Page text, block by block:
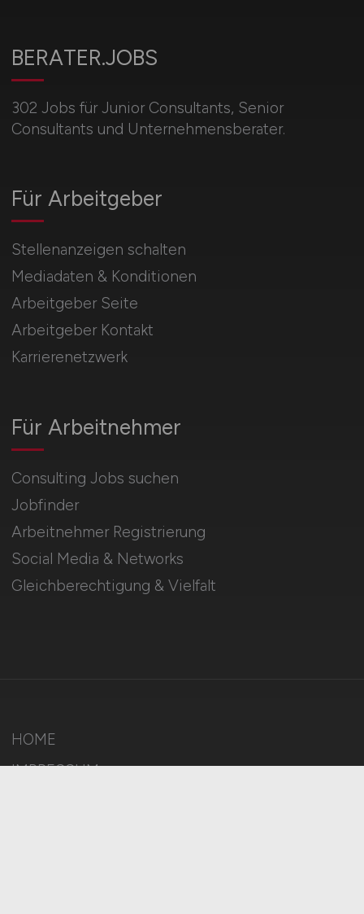
BERATER.JOBS
302 Jobs für Junior Consultants, Senior
Consultants und Unternehmensberater.
Für Arbeitnehmer
Consulting Jobs suchen
Jobfinder
Arbeitnehmer Registrierung
Social Media & Networks
Gleichberechtigung & Vielfalt
Für Arbeitgeber
Stellenanzeigen schalten
Mediadaten & Konditionen
Arbeitgeber Seite
Arbeitgeber Kontakt
Karrierenetzwerk
HOME
IMPRESSUM